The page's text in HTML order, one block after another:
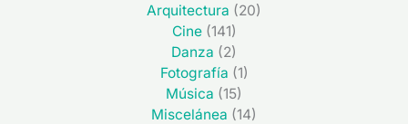
Arquitectura (20)
Cine(141)
Danza (2)
Fotografía (1)
Música (15)
Miscelánea (14)